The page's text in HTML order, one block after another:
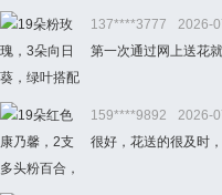
137****3777
2026-
第一次通过网上送花
159****9892
2026-
很好，花送的很及时